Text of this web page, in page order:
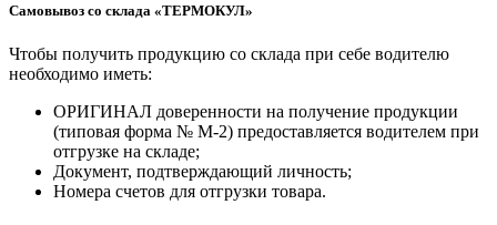
Самовывоз со склада «ТЕРМОКУЛ»
Чтобы получить продукцию со склада при себе водителю
необходимо иметь:
ОРИГИНАЛ доверенности на получение продукции
(типовая форма № М-2) предоставляется водителем при
отгрузке на складе;
Документ, подтверждающий личность;
Номера счетов для отгрузки товара.